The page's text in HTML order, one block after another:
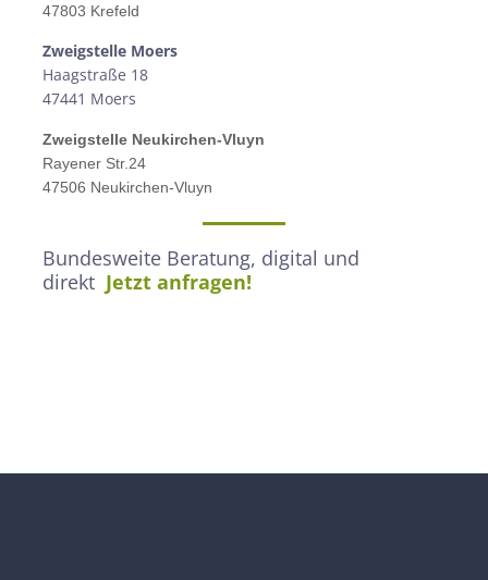
47803 Krefeld
Zweigstelle Moers
Haagstraße 18
47441 Moers
Zweigstelle Neukirchen-Vluyn
Rayener Str.24
47506 Neukirchen-Vluyn
Bundesweite Beratung, digital und
direkt Jetzt anfragen!